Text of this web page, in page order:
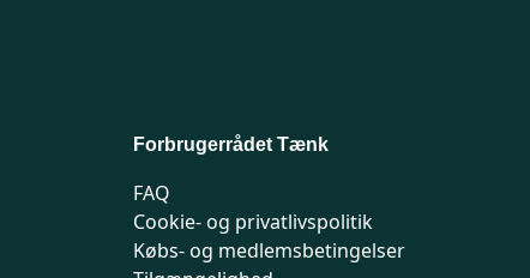
Forbrugerrådet Tænk
FAQ
Cookie- og privatlivspolitik
Købs- og medlemsbetingelser